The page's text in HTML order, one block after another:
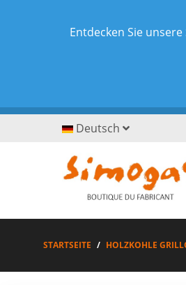
Entdecken Sie
Deutsch
STARTSEITE HOLZKOHLE